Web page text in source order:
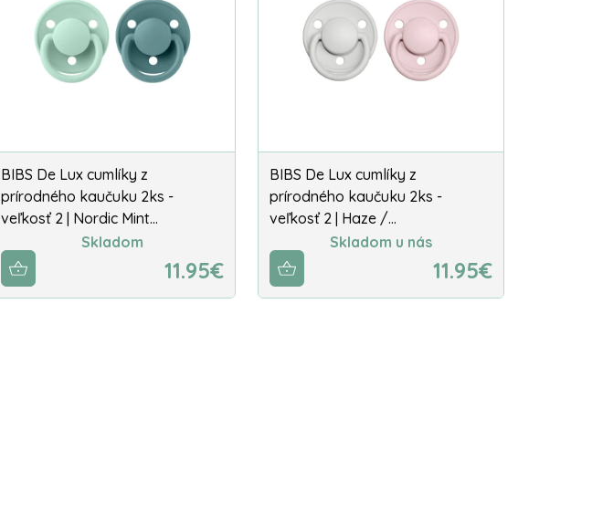
BIBS De Lux cumlíky z
prírodného kaučuku 2ks -
veľkosť 2 | Nordic Mint…
Skladom
11.95€
BIBS De Lux cumlíky z
prírodného kaučuku 2ks -
veľkosť 2 | Haze /…
Skladom u nás
11.95€